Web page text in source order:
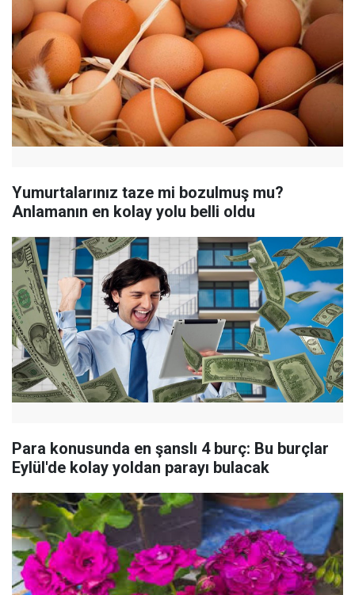
Yumurtalarınız taze mi bozulmuş mu?
Anlamanın en kolay yolu belli oldu
Para konusunda en şanslı 4 burç: Bu burçlar
Eylül'de kolay yoldan parayı bulacak